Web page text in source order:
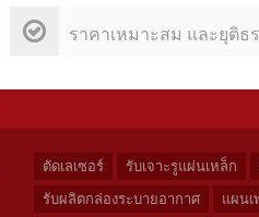
ราคาเหมาะสม และยุติธ
ตัดเลเซอร์ รับเจาะรูแผ่นเหล็ก
รับผลิตกล่องระบายอากาศ
แผนเ